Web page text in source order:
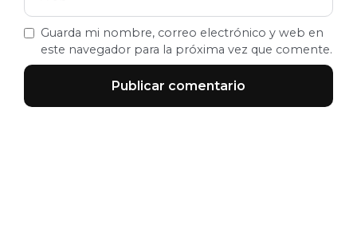
Guarda mi nombre, correo electrónico y web en
este navegador para la próxima vez que comente.